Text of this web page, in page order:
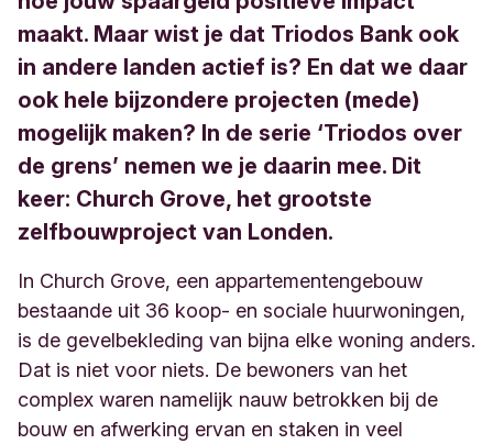
maakt. Maar wist je dat Triodos Bank ook
in andere landen actief is? En dat we daar
ook hele bijzondere projecten (mede)
mogelijk maken? In de serie ‘Triodos over
de grens’ nemen we je daarin mee. Dit
keer: Church Grove, het grootste
zelfbouwproject van Londen.
In Church Grove, een appartementengebouw
bestaande uit 36 koop- en sociale huurwoningen,
is de gevelbekleding van bijna elke woning anders.
Dat is niet voor niets. De bewoners van het
complex waren namelijk nauw betrokken bij de
bouw en afwerking ervan en staken in veel